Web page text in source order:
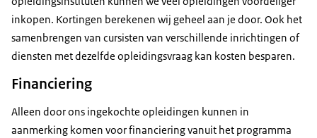
inkopen. Kortingen berekenen wij geheel aan je door. Ook het
samenbrengen van cursisten van verschillende inrichtingen of
diensten met dezelfde opleidingsvraag kan kosten besparen.
Financiering
Alleen door ons ingekochte opleidingen kunnen in
aanmerking komen voor financiering vanuit het programma